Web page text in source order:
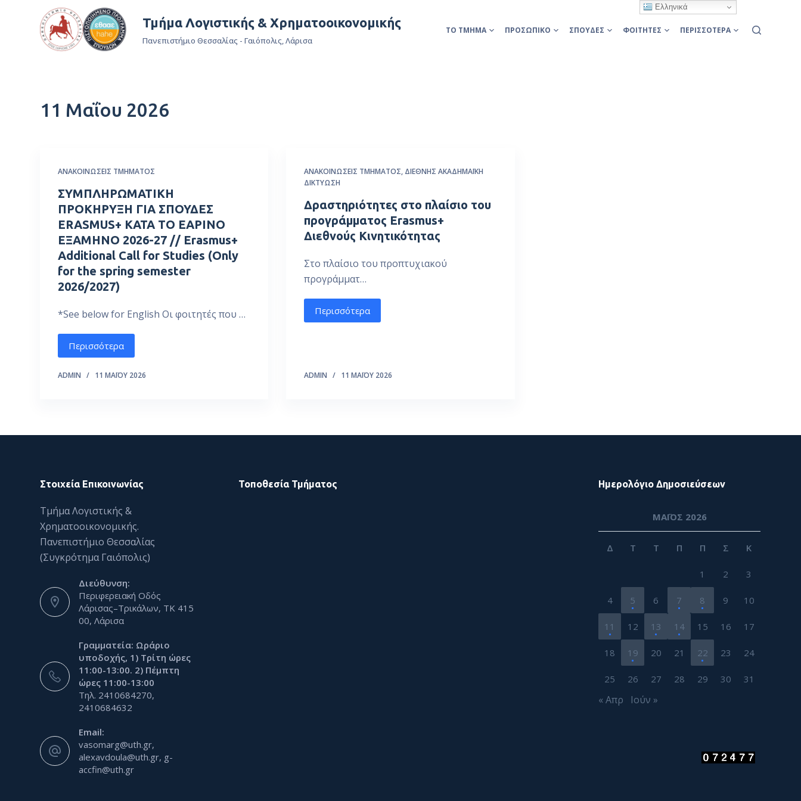
Τμήμα Λογιστικής & Χρηματοοικονομικής
Πανεπιστήμιο Θεσσαλίας - Γαιόπολις, Λάρισα
ΤΟ ΤΜΉΜΑ ΠΡΟΣΩΠΙΚΌ ΣΠΟΥΔΈΣ ΦΟΙΤΗΤΈΣ ΠΕΡΙΣΣΌΤΕΡΑ
11 Μαΐου 2026
ΑΝΑΚΟΙΝΏΣΕΙΣ ΤΜΉΜΑΤΟΣ
ΣΥΜΠΛΗΡΩΜΑΤΙΚΗ
ΠΡΟΚΗΡΥΞΗ ΓΙΑ ΣΠΟΥΔΕΣ
ERASMUS+ ΚΑΤΑ ΤΟ ΕΑΡΙΝΟ
ΕΞΑΜΗΝΟ 2026-27 // Erasmus+
Additional Call for Studies (Only
for the spring semester
2026/2027)
*See below for English Οι φοιτητές που …
Περισσότερα
ADMIN 11 ΜΑΪ́ΟΥ 2026
ΑΝΑΚΟΙΝΏΣΕΙΣ ΤΜΉΜΑΤΟΣ, ΔΙΕΘΝΉΣ ΑΚΑΔΗΜΑΪΚΉ
ΔΙΚΤΎΩΣΗ
Δραστηριότητες στο πλαίσιο του
προγράμματος Erasmus+
Διεθνούς Κινητικότητας
Στο πλαίσιο του προπτυχιακού
προγράμματ…
Περισσότερα
ADMIN 11 ΜΑΪ́ΟΥ 2026
Στοιχεία Επικοινωνίας
Τμήμα Λογιστικής &
Χρηματοοικονομικής.
Πανεπιστήμιο Θεσσαλίας
(Συγκρότημα Γαιόπολις)
Διεύθυνση:
Περιφερειακή Οδός
Λάρισας–Τρικάλων, ΤΚ 415
00, Λάρισα
Γραμματεία: Ωράριο
υποδοχής, 1) Τρίτη ώρες
11:00-13:00. 2) Πέμπτη
ώρες 11:00-13:00
Τηλ. 2410684270,
2410684632
Email:
vasomarg@uth.gr,
alexavdoula@uth.gr, g-
accfin@uth.gr
Τοποθεσία Τμήματος Ημερολόγιο Δημοσιεύσεων
ΜΆΙΟΣ 2026
Δ Τ Τ Π Π Σ Κ
1 2 3
4 5 6 7 8 9 10
11 12 13 14 15 16 17
18 19 20 21 22 23 24
25 26 27 28 29 30 31
« Απρ Ιούν »
Ελληνικά